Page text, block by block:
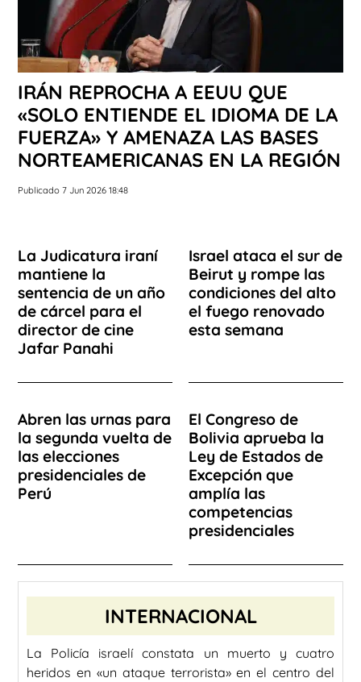
IRÁN REPROCHA A EEUU QUE
«SOLO ENTIENDE EL IDIOMA DE LA
FUERZA» Y AMENAZA LAS BASES
NORTEAMERICANAS EN LA REGIÓN
Publicado 7 Jun 2026 18:48
La Judicatura iraní
mantiene la
sentencia de un año
de cárcel para el
director de cine
Jafar Panahi
Israel ataca el sur de
Beirut y rompe las
condiciones del alto
el fuego renovado
esta semana
Abren las urnas para
la segunda vuelta de
las elecciones
presidenciales de
Perú
El Congreso de
Bolivia aprueba la
Ley de Estados de
Excepción que
amplía las
competencias
presidenciales
INTERNACIONAL
La Policía israelí constata un muerto y cuatro
heridos en «un ataque terrorista» en el centro del